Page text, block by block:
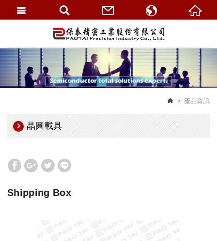
產品資訊
晶圓載具
Shipping Box
繁體中文
English